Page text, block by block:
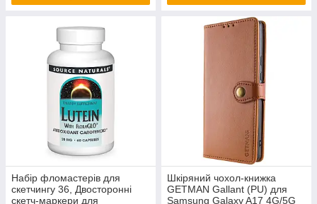
Набір фломастерів для
скетчингу 36, Двосторонні
скетч-маркери для
Шкіряний чохол-книжка
GETMAN Gallant (PU) для
Samsung Galaxy A17 4G/5G